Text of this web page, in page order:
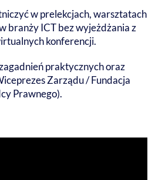
w prelekcjach, warsztatach
branży ICT bez wyjeżdżania z
konferencji.
praktycznych oraz
Zarządu / Fundacja
Prawnego).